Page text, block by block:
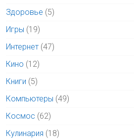
Здоровье (5)
Игры (19)
Интернет (47)
Кино (12)
Книги (5)
Компьютеры (49)
Космос (62)
Кулинария (18)